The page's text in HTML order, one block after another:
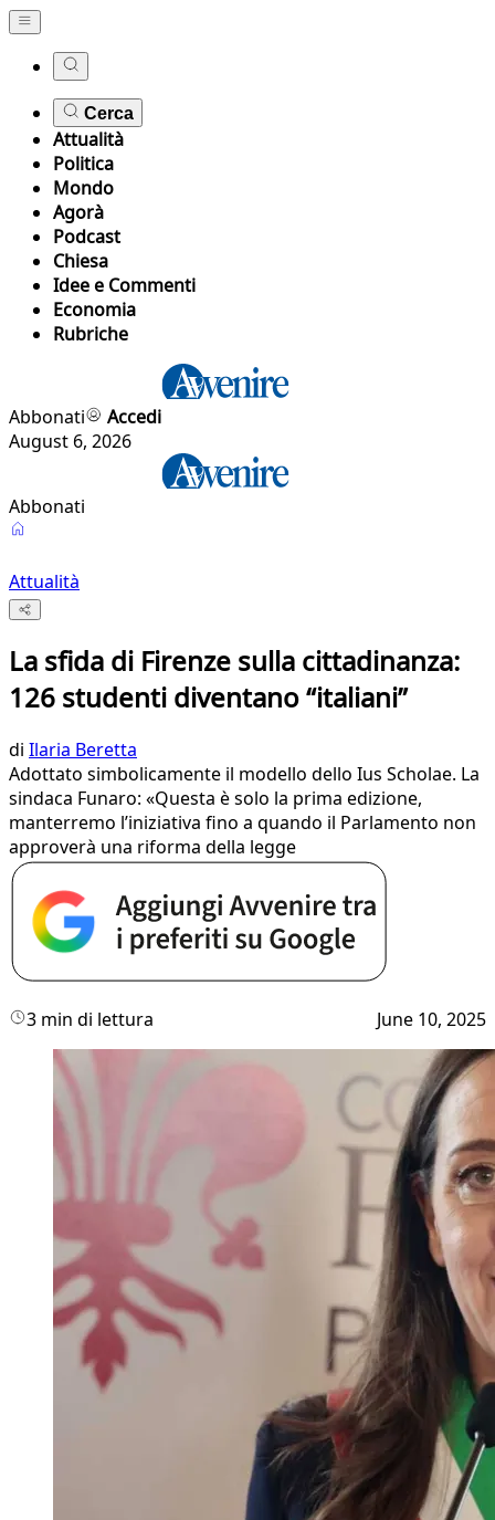
Cerca
Attualità
Politica
Mondo
Agorà
Podcast
Chiesa
Idee e Commenti
Economia
Rubriche
Abbonati
Accedi
August 6, 2026
Abbonati
Attualità
La sfida di Firenze sulla cittadinanza:
126 studenti diventano “italiani”
di Ilaria Beretta
Adottato simbolicamente il modello dello Ius Scholae. La
sindaca Funaro: «Questa è solo la prima edizione,
manterremo l’iniziativa fino a quando il Parlamento non
approverà una riforma della legge
3 min di lettura June 10, 2025